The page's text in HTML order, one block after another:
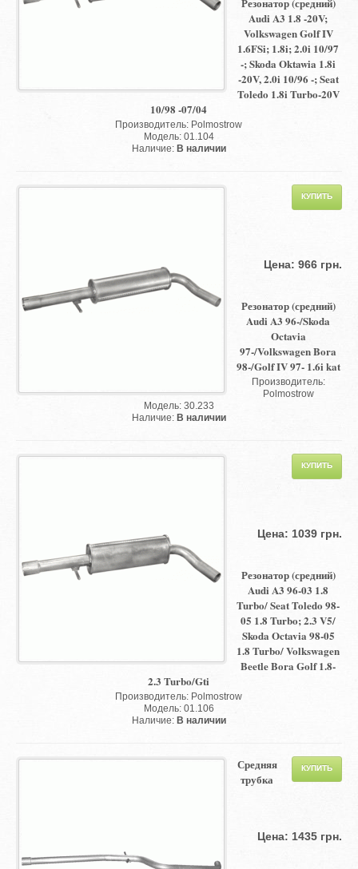
Audi A3 1.8 -20V;
Volkswagen Golf IV
1.6FSi; 1.8i; 2.0i 10/97
-; Skoda Oktawia 1.8i
-20V, 2.0i 10/96 -; Seat
Toledo 1.8i Turbo-20V
10/98 -07/04
Производитель: Polmostrow
Модель: 01.104
Наличие: В наличии
Цена: 966 грн.
Резонатор (средний)
Audi A3 96-/Skoda
Octavia
97-/Volkswagen Bora
98-/Golf IV 97- 1.6i kat
Производитель:
Polmostrow
Модель: 30.233
Наличие: В наличии
Цена: 1039 грн.
Резонатор (средний)
Audi A3 96-03 1.8
Turbo/ Seat Toledo 98-
05 1.8 Turbo; 2.3 V5/
Skoda Octavia 98-05
1.8 Turbo/ Volkswagen
Beetle Bora Golf 1.8-
2.3 Turbo/Gti
Производитель: Polmostrow
Модель: 01.106
Наличие: В наличии
Цена: 1435 грн.
Средняя
трубка